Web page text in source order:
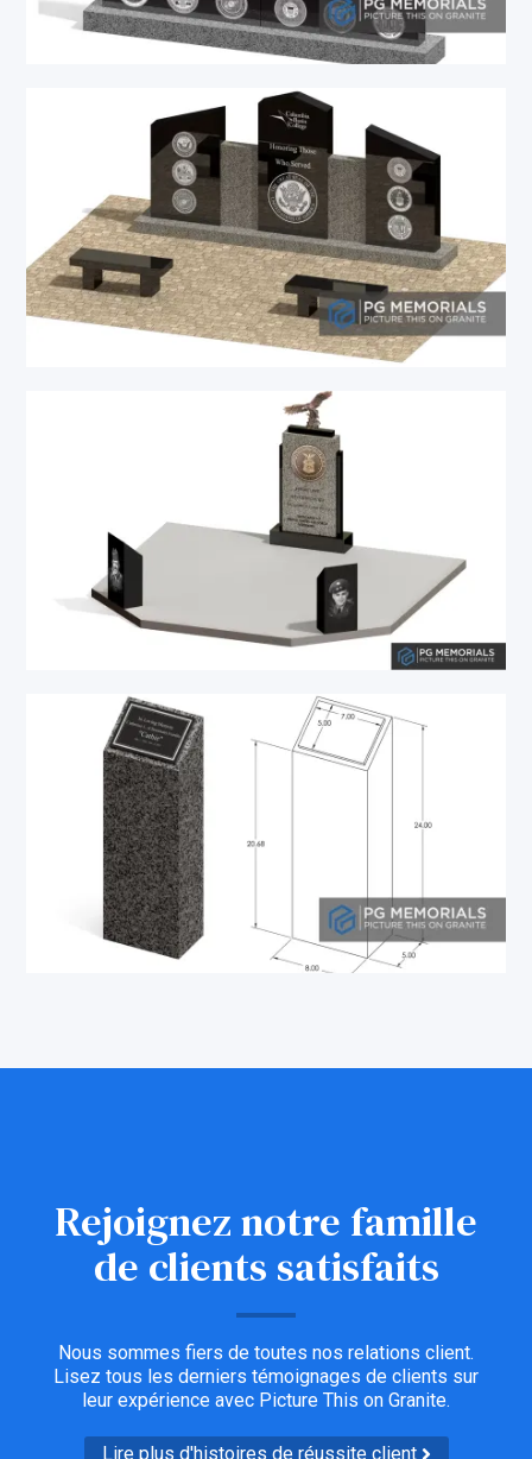
Rejoignez notre famille
de clients satisfaits
Nous sommes fiers de toutes nos relations client.
Lisez tous les derniers témoignages de clients sur
leur expérience avec Picture This on Granite.
Lire plus d'histoires de réussite client